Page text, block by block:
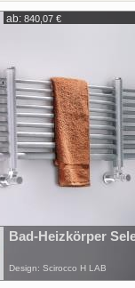
ab: 840,07 €
Bad-Heizkörper
Design: Scirocco H LAB